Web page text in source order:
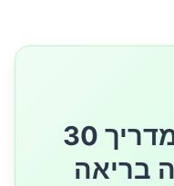
🎁 קבלו חינם: מדריך 30
בריאה